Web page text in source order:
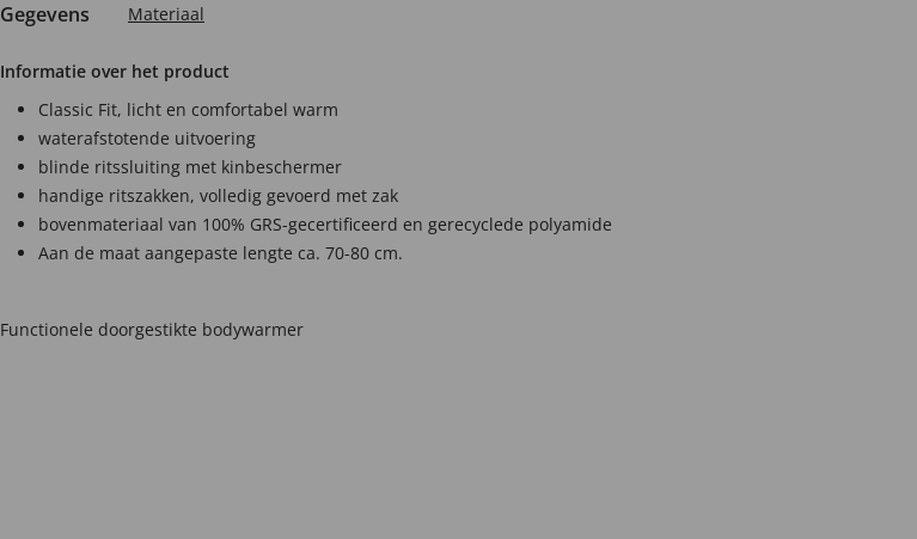
Gegevens Materiaal
Informatie over het product
Classic Fit, licht en comfortabel warm
waterafstotende uitvoering
blinde ritssluiting met kinbeschermer
handige ritszakken, volledig gevoerd met zak
bovenmateriaal van 100% GRS-gecertificeerd en gerecyclede polyamide
Aan de maat aangepaste lengte ca. 70-80 cm.
Functionele doorgestikte bodywarmer